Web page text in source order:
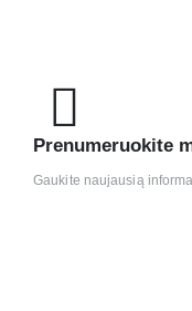
Prenumeruokite
Gaukite naujausią